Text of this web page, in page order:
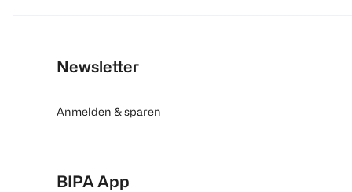
Newsletter
Anmelden & sparen
BIPA App